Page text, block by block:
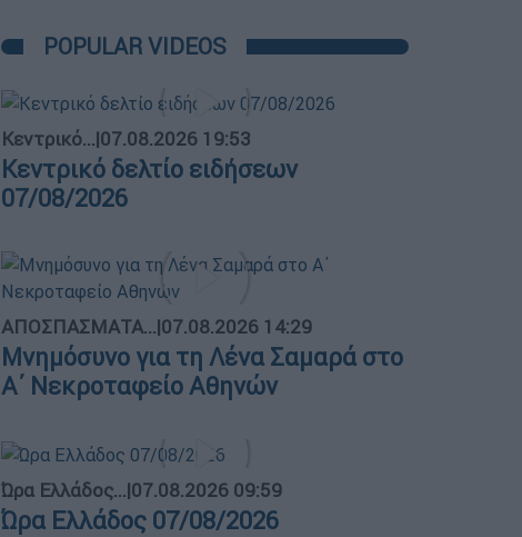
POPULAR VIDEOS
Κεντρικό...|07.08.2026 19:53
Κεντρικό δελτίο ειδήσεων
07/08/2026
ΑΠΟΣΠΑΣΜΑΤΑ...|07.08.2026 14:29
Μνημόσυνο για τη Λένα Σαμαρά στο
Α΄ Νεκροταφείο Αθηνών
Ώρα Ελλάδος...|07.08.2026 09:59
Ώρα Ελλάδος 07/08/2026